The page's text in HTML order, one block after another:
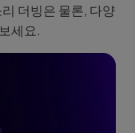
더빙은 물론, 다양
세요.